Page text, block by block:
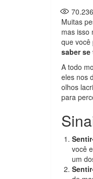
70.236
Muitas
mas isso
que você
saber
A todo
eles nos
olhos
para
você
um